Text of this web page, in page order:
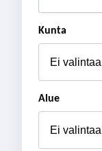
Kunta
Alue